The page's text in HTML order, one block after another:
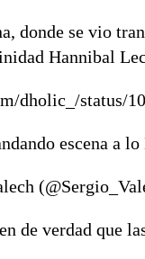
donde se vio
Hannibal
dholic_/status/
escena a
de verdad que